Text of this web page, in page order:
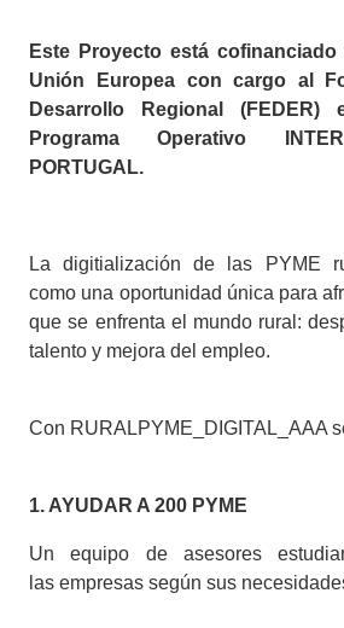
Este Proyecto está
Unión Europea con cargo al
Desarrollo Regional
Programa Operativo
PORTUGAL.
La digitialización de las PYME
como una oportunidad única para
que se enfrenta el mundo rural:
talento y mejora del empleo.
Con RURALPYME_DIGITAL_AAA
1. AYUDAR A 200 PYME
Un equipo de asesores
las empresas según sus